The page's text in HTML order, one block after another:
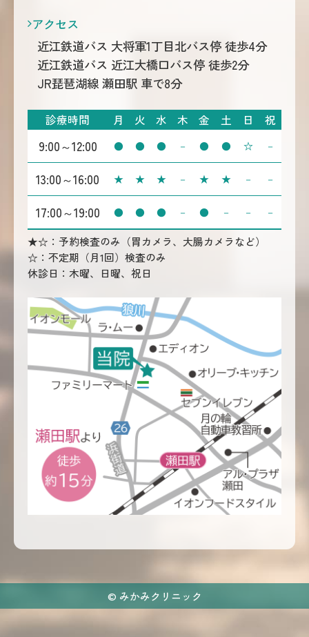
アクセス
近江鉄道バス 大将軍1丁目北バス停 徒歩4分
近江鉄道バス 近江大橋口バス停 徒歩2分
JR琵琶湖線 瀬田駅 車で8分
★☆：予約検査のみ（胃カメラ、大腸カメラなど）
☆：不定期（月1回）検査のみ
休診日：木曜、日曜、祝日
診療時間 月 火 水 木 金 土 日 祝
9:00～12:00 ● ● ● － ● ● ☆ －
13:00～16:00 ★ ★ ★ － ★ ★ － －
17:00～19:00 ● ● ● － ● － － －
© みかみクリニック